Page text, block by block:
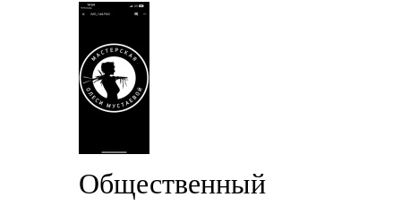
Общественный